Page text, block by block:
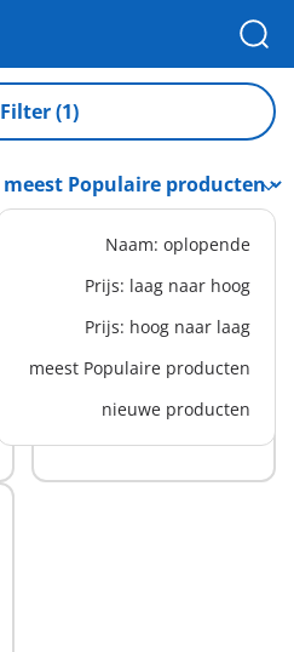
Filter (1)
Naam: oplopende
Prijs: laag naar hoog
Prijs: hoog naar laag
meest Populaire producten
nieuwe producten
71203 -
Reddingshelikopter
53,99 €
In winkelwagen